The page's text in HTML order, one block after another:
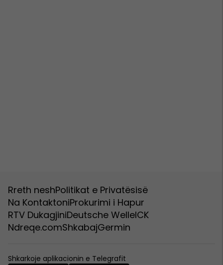
Rreth neshPolitikat e Privatësisë
Na KontaktoniProkurimi i Hapur
RTV DukagjiniDeutsche WelleICK
Ndreqe.comShkabajGermin
Shkarkoje aplikacionin e Telegrafit